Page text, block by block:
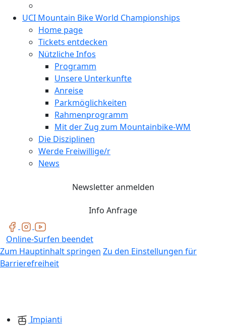
UCI Mountain Bike World Championships
Home page
Tickets entdecken
Nützliche Infos
Programm
Unsere Unterkunfte
Anreise
Parkmöglichkeiten
Rahmenprogramm
Mit der Zug zum Mountainbike-WM
Die Disziplinen
Werde Freiwillige/r
News
Newsletter anmelden
Info Anfrage
Online-Surfen beendet
Zum Hauptinhalt springen Zu den Einstellungen für
Barrierefreiheit
Impianti